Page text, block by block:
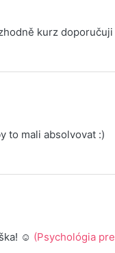
kurz doporučuji
to mali absolvovat :)
☺️ (Psychológia pre